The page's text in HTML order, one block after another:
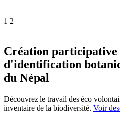
1 2
Création
d'identification
du Népal
Découvrez le travail des éco
inventaire de la biodiversité. Voir